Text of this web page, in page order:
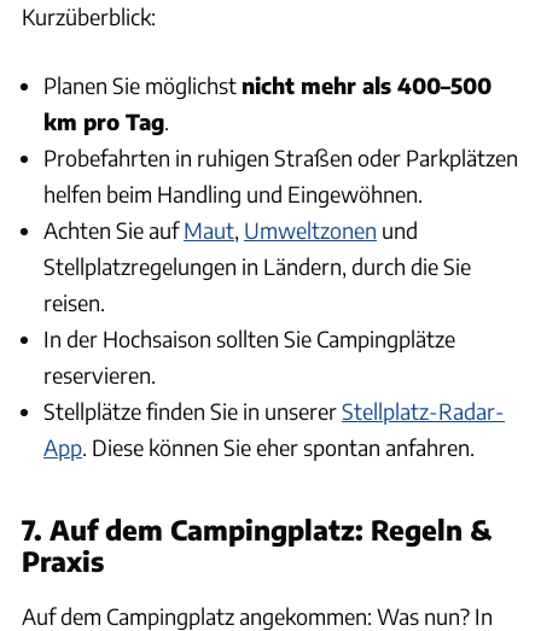
Kurzüberblick:
Planen Sie möglichst nicht mehr als 400–500
km pro Tag
Probefahrten in ruhigen Straßen oder Parkplätzen
helfen beim Handling und Eingewöhnen.
Achten Sie aufMaut Umweltzonen und
Stellplatzregelungen in Ländern, durch die Sie
reisen.
In der Hochsaison sollten Sie Campingplätze
reservieren.
Stellplätze finden Sie in unsererStellplatz-Radar-
App . Diese können Sie eher spontan anfahren.
7. Auf dem Campingplatz: Regeln &
Praxis
Auf dem Campingplatz angekommen: Was nun? In